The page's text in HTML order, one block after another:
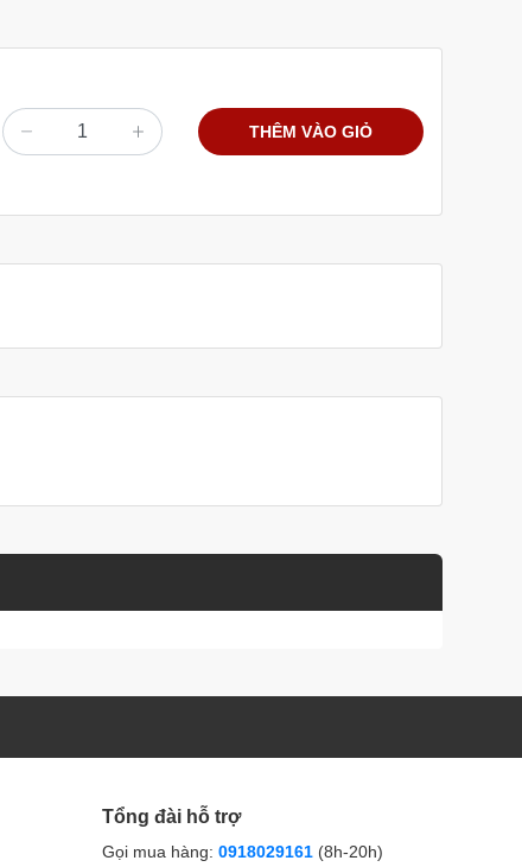
THÊM VÀO GIỎ
Tổng đài hỗ trợ
Gọi mua hàng: 0918029161 (8h-20h)